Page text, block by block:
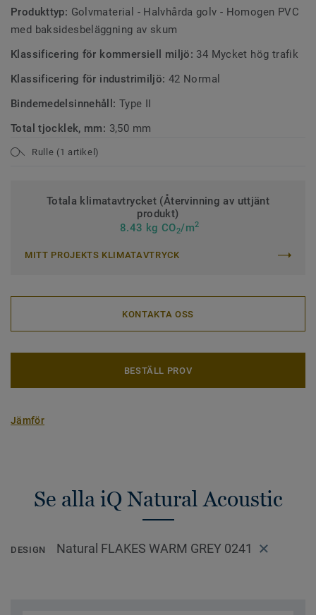
Produkttyp: Golvmaterial - Halvhårda golv - Homogen PVC
med baksidesbeläggning av skum
Klassificering för kommersiell miljö: 34 Mycket hög trafik
Klassificering för industrimiljö: 42 Normal
Bindemedelsinnehåll: Type II
Total tjocklek, mm: 3,50 mm
Rulle (1 artikel)
Totala klimatavtrycket (Återvinning av uttjänt
produkt)
8.43 kg CO2/m2
MITT PROJEKTS KLIMATAVTRYCK
KONTAKTA OSS
BESTÄLL PROV
Jämför
Se alla iQ Natural Acoustic
DESIGN Natural FLAKES WARM GREY 0241